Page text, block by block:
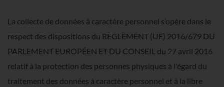
La collecte de données à caractère personnel s’opère dans le
respect des dispositions du RÈGLEMENT (UE) 2016/679 DU
PARLEMENT EUROPÉEN ET DU CONSEIL du 27 avril 2016
relatif à la protection des personnes physiques à l'égard du
traitement des données à caractère personnel et à la libre